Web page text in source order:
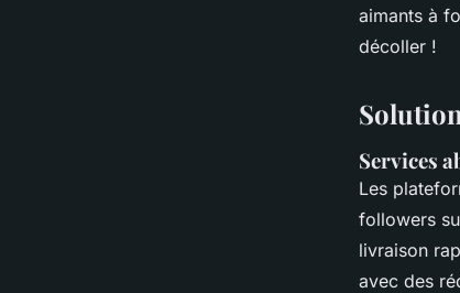
aimants à
décoller !
Services
Les
followers
livraison
avec des